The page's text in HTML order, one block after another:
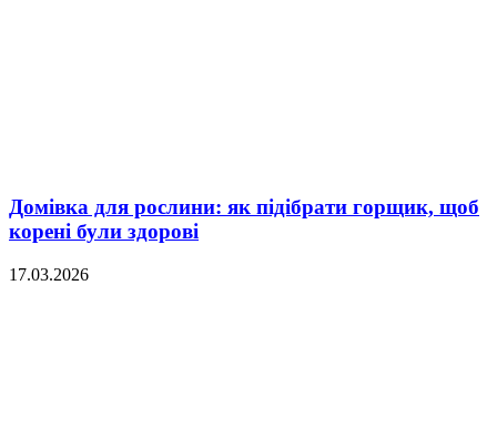
Домівка для рослини: як підібрати горщик, щоб
корені були здорові
17.03.2026